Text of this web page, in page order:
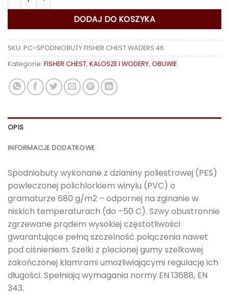
DODAJ DO KOSZYKA
SKU: PC-SPODNIOBUTY FISHER CHEST WADERS 46
Kategorie: FISHER CHEST, KALOSZE I WODERY, OBUWIE
OPIS
INFORMACJE DODATKOWE
Spodniobuty wykonane z dzianiny poliestrowej (PES)
powleczonej polichlorkiem winylu (PVC) o
gramaturze 680 g/m2 – odpornej na zginanie w
niskich temperaturach (do –50 C). Szwy obustronnie
zgrzewane prądem wysokiej częstotliwości
gwarantujące pełną szczelność połączenia nawet
pod ciśnieniem. Szelki z plecionej gumy szelkowej
zakończonej klamrami umożliwiającymi regulację ich
długości. Spełniają wymagania normy EN 13688, EN
343.